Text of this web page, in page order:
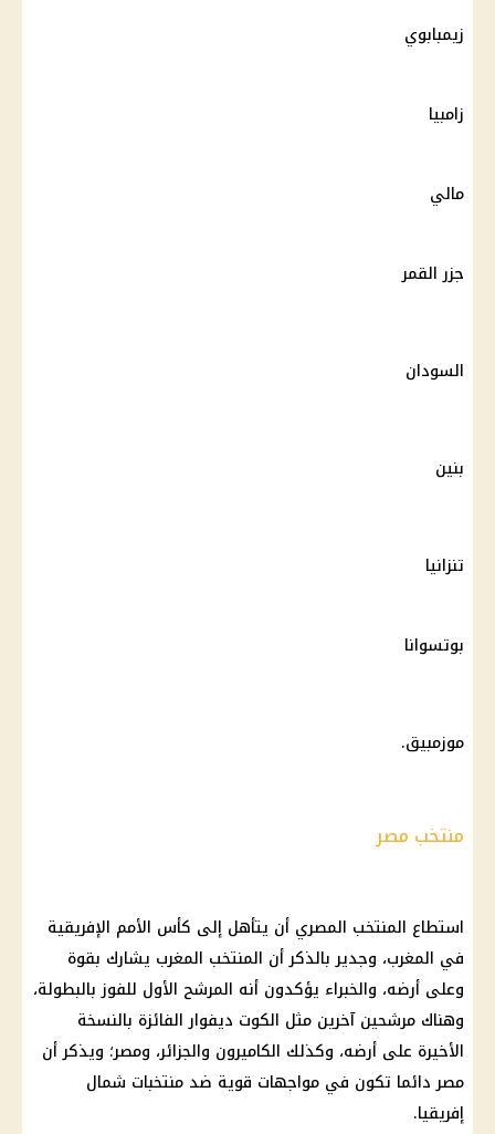
زيمبابوي
زامبيا
مالي
جزر القمر
السودان
بنين
تنزانيا
بوتسوانا
موزمبيق.
منتخب مصر
استطاع المنتخب المصري أن يتأهل إلى كأس الأمم الإفريقية
في المغرب، وجدير بالذكر أن المنتخب المغرب يشارك بقوة
وعلى أرضه، والخبراء يؤكدون أنه المرشح الأول للفوز بالبطولة،
وهناك مرشحين آخرين مثل الكوت ديفوار الفائزة بالنسخة
الأخيرة على أرضه، وكذلك الكاميرون والجزائر، ومصر؛ ويذكر أن
مصر دائما تكون في مواجهات قوية ضد منتخبات شمال
إفريقيا.